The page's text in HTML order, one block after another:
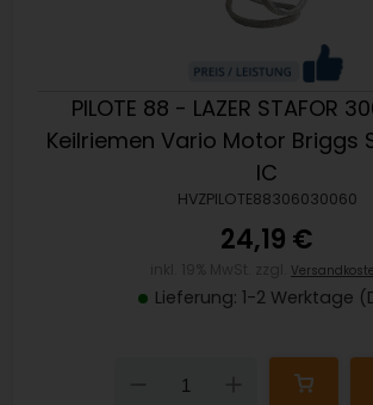
PILOTE 88 - LAZER STAFOR
Keilriemen Vario Motor Briggs
IC
HVZPILOTE88306030060
24,19 €
Lieferung: 1-2 Werktage
Down